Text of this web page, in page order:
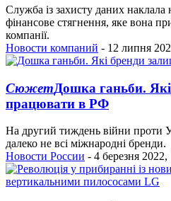
Служба із захисту даних
фінансове стягнення, яке вона
компанії.
Новости компаний - 12 липня
СюжетДошка ганьби.
працювати в РФ
На другий тиждень війни проти
далеко не всі міжнародні бренди.
Новости России - 4 березня 2022,